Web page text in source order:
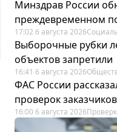
Минздрав России
преждевременном
17:02 6 августа 2026
Выборочные рубки
объектов запретили
16:41 6 августа 2026
ФАС России
проверок
16:00 6 августа 2026